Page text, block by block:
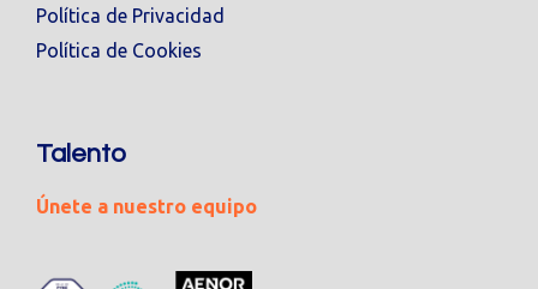
Política de Privacidad
Política de Cookies
Talento
Únete a nuestro equipo